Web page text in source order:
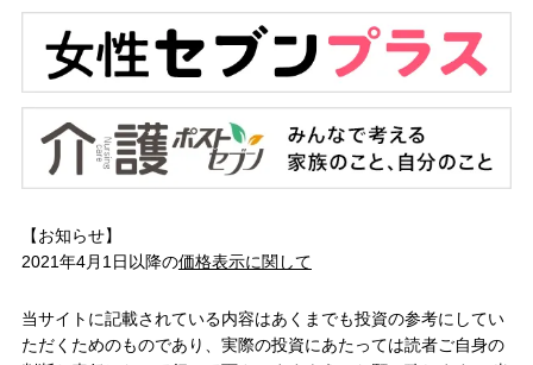
【お知らせ】
2021年4月1日以降の価格表示に関して
当サイトに記載されている内容はあくまでも投資の参考にしてい
ただくためのものであり、実際の投資にあたっては読者ご自身の